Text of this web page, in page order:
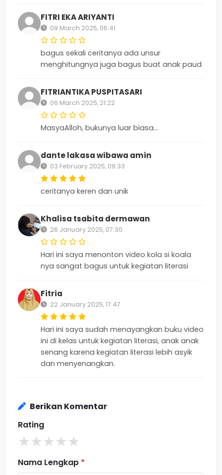
FITRI EKA ARIYANTI
09 March 2025, 06:41
bagus sekali ceritanya ada unsur
menghitungnya juga bagus buat anak paud
FITRIANTIKA PUSPITASARI
06 March 2025, 21:22
MasyaAlloh, bukunya luar biasa...
dante lakasa wibawa amin
03 February 2025, 09:33
ceritanya keren dan unik
Khalisa tsabita dermawan
26 January 2025, 07:30
Hari ini saya menonton video kola si koala
nya sangat bagus untuk kegiatan literasi
Fitria
22 January 2025, 17:47
Hari ini saya sudah menayangkan buku video
ini di kelas untuk kegiatan literasi, anak anak
senang karena kegiatan literasi lebih asyik
dan menyenangkan.
Berikan Komentar
Rating
★★★★★
Nama Lengkap *